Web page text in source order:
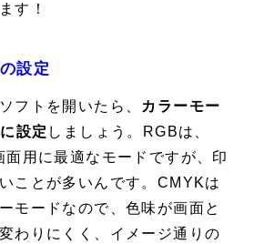
す！
設定
フトを開いたら、 カラーモー
設定 しましょう。RGBは、
面用に最適なモードですが、印
ことが多いんです。CMYKは
モードなので、色味が画面と
わりにくく、イメージ通りの